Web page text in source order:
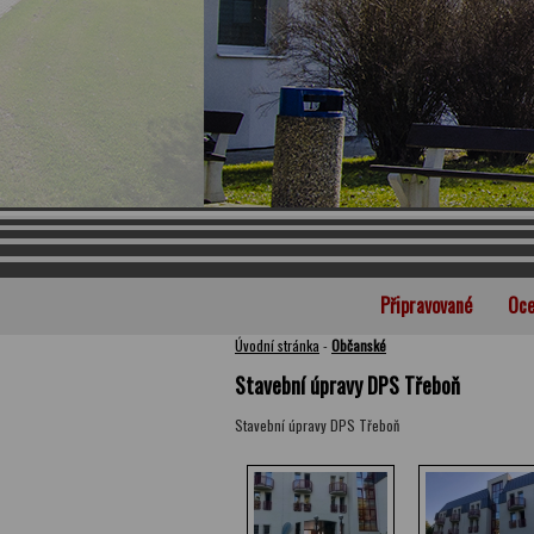
Připravované
Úvodní stránka - Občanské
Stavební úpravy DPS Třeboň
Stavební úpravy DPS Třeboň